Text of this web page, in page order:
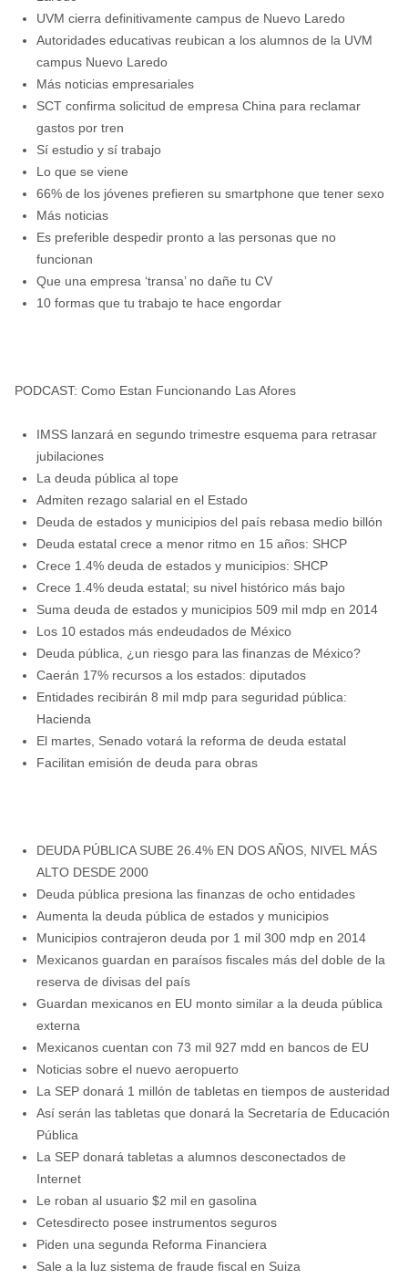
UVM cierra definitivamente campus de Nuevo Laredo
Autoridades educativas reubican a los alumnos de la UVM
campus Nuevo Laredo
Más noticias empresariales
SCT confirma solicitud de empresa China para reclamar
gastos por tren
Sí estudio y sí trabajo
Lo que se viene
66% de los jóvenes prefieren su smartphone que tener sexo
Más noticias
Es preferible despedir pronto a las personas que no
funcionan
Que una empresa ‘transa’ no dañe tu CV
10 formas que tu trabajo te hace engordar
PODCAST: Como Estan Funcionando Las Afores
IMSS lanzará en segundo trimestre esquema para retrasar
jubilaciones
La deuda pública al tope
Admiten rezago salarial en el Estado
Deuda de estados y municipios del país rebasa medio billón
Deuda estatal crece a menor ritmo en 15 años: SHCP
Crece 1.4% deuda de estados y municipios: SHCP
Crece 1.4% deuda estatal; su nivel histórico más bajo
Suma deuda de estados y municipios 509 mil mdp en 2014
Los 10 estados más endeudados de México
Deuda pública, ¿un riesgo para las finanzas de México?
Caerán 17% recursos a los estados: diputados
Entidades recibirán 8 mil mdp para seguridad pública:
Hacienda
El martes, Senado votará la reforma de deuda estatal
Facilitan emisión de deuda para obras
DEUDA PÚBLICA SUBE 26.4% EN DOS AÑOS, NIVEL MÁS
ALTO DESDE 2000
Deuda pública presiona las finanzas de ocho entidades
Aumenta la deuda pública de estados y municipios
Municipios contrajeron deuda por 1 mil 300 mdp en 2014
Mexicanos guardan en paraísos fiscales más del doble de la
reserva de divisas del país
Guardan mexicanos en EU monto similar a la deuda pública
externa
Mexicanos cuentan con 73 mil 927 mdd en bancos de EU
Noticias sobre el nuevo aeropuerto
La SEP donará 1 millón de tabletas en tiempos de austeridad
Así serán las tabletas que donará la Secretaría de Educación
Pública
La SEP donará tabletas a alumnos desconectados de
Internet
Le roban al usuario $2 mil en gasolina
Cetesdirecto posee instrumentos seguros
Piden una segunda Reforma Financiera
Sale a la luz sistema de fraude fiscal en Suiza